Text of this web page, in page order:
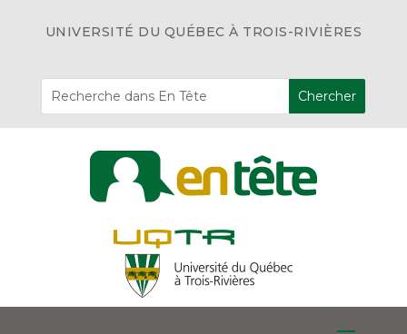
UNIVERSITÉ DU QUÉBEC À TROIS-RIVIÈRES